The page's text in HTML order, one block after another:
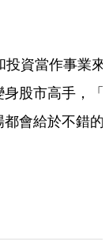
資當作事業來
股市高手，「
會給於不錯的